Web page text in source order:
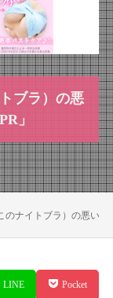
ブラ）の悪
」
のナイトブラ）の悪い
LINE Pocket